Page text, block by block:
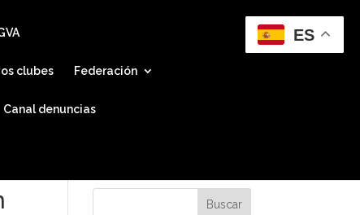
clubes Federación
Canal denuncias
ES